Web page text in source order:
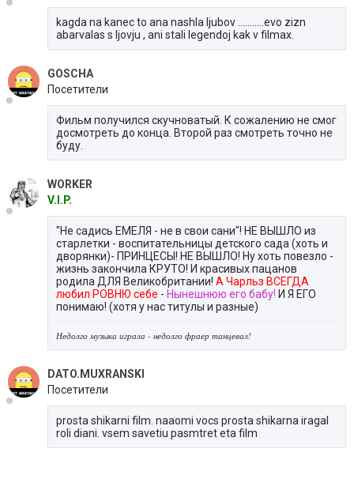
kagda na kanec to ana nashla ljubov ...........evo zizn
abarvalas s ljovju , ani stali legendoj kak v filmax.
GOSCHA
Посетители
Фильм получился скучноватый. К сожалению не смог
досмотреть до конца. Второй раз смотреть точно не
буду.
WORKER
V.I.P.
"Не садись ЕМЕЛЯ - не в свои сани"! НЕ ВЫШЛО из
старлетки - воспитательницы детского сада (хоть и
дворянки)- ПРИНЦЕСЫ! НЕ ВЫШЛО! Ну хоть повезло -
жизнь закончила КРУТО! И красивых пацанов
родила ДЛЯ Великобритании! А Чарльз ВСЕГДА
любил РОВНЮ себе - Нынешнюю его бабу! И Я ЕГО
понимаю! (хотя у нас титулы и разные)
Недолго музыка играла - недолго фраер танцевал!
DATO.MUXRANSKI
Посетители
prosta shikarni film. naaomi vocs prosta shikarna iragal
roli diani. vsem savetiu pasmtret eta film